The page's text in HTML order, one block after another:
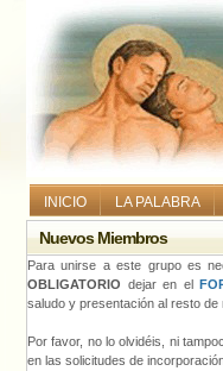
INICIO LA PALABRA
Nuevos Miembros
Para unirse a este grupo es
OBLIGATORIO dejar en el
saludo y presentación al resto de
Por favor, no lo olvidéis, ni
en las solicitudes de